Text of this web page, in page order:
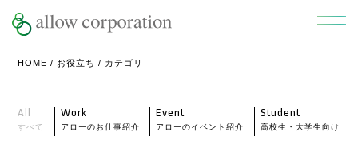
HOME / お役立ち / カテゴリ
All
すべて
Work
アローのお仕事紹介
Event
アローのイベント紹介
Student
高校生・大学生向け記事